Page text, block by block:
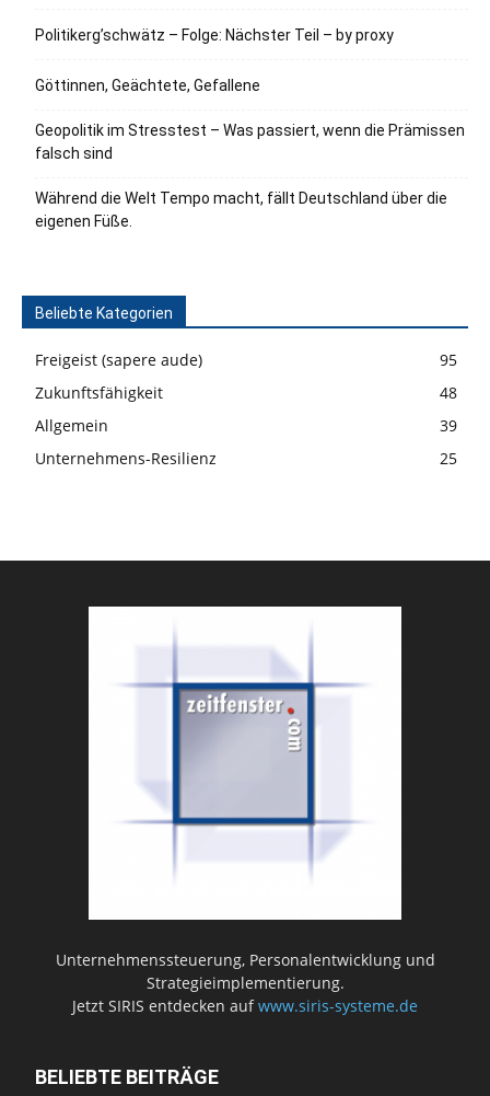
Politikerg’schwätz – Folge: Nächster Teil – by proxy
Göttinnen, Geächtete, Gefallene
Geopolitik im Stresstest – Was passiert, wenn die Prämissen
falsch sind
Während die Welt Tempo macht, fällt Deutschland über die
eigenen Füße.
Beliebte Kategorien
Freigeist (sapere aude)
95
Zukunftsfähigkeit
48
Allgemein
39
Unternehmens-Resilienz
25
Unternehmenssteuerung, Personalentwicklung und
Strategieimplementierung.
Jetzt SIRIS entdecken aufwww.siris-systeme.de
BELIEBTE BEITRÄGE